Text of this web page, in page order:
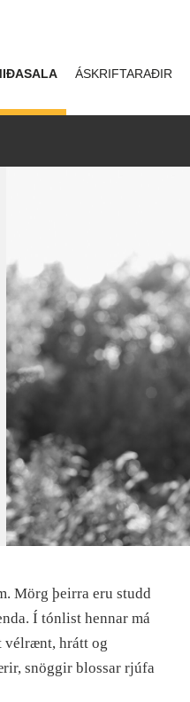
Mörg þeirra eru studd
Í tónlist hennar má
hrátt og
snöggir blossar rjúfa
ÁSKRIFTARAÐIR